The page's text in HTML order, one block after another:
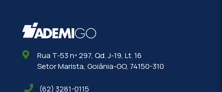
Rua T-53 nº 297, Qd. J-19, Lt. 16
Setor Marista, Goiânia-GO, 74150-310
(62) 3281-0115